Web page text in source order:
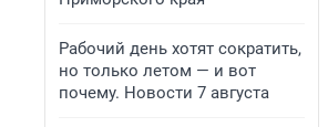
Рабочий день хотят сократить,
но только летом — и вот
почему. Новости 7 августа